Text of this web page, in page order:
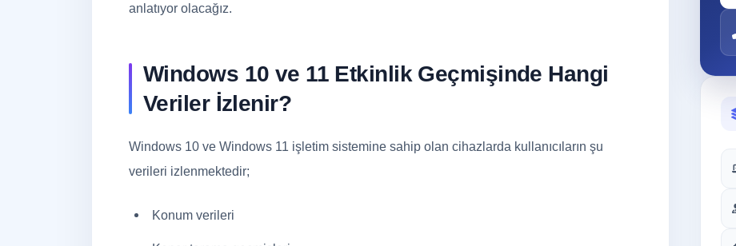
anlatıyor olacağız.
Windows 10 ve 11 Etkinlik Geçmişinde Hangi
Veriler İzlenir?
Windows 10 ve Windows 11 işletim sistemine sahip olan cihazlarda kullanıcıların şu
verileri izlenmektedir;
Konum verileri